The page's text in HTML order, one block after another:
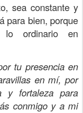
sea constante y
para bien, porque
ordinario en
tu presencia en
en mí, por
fortaleza para
conmigo y a mi